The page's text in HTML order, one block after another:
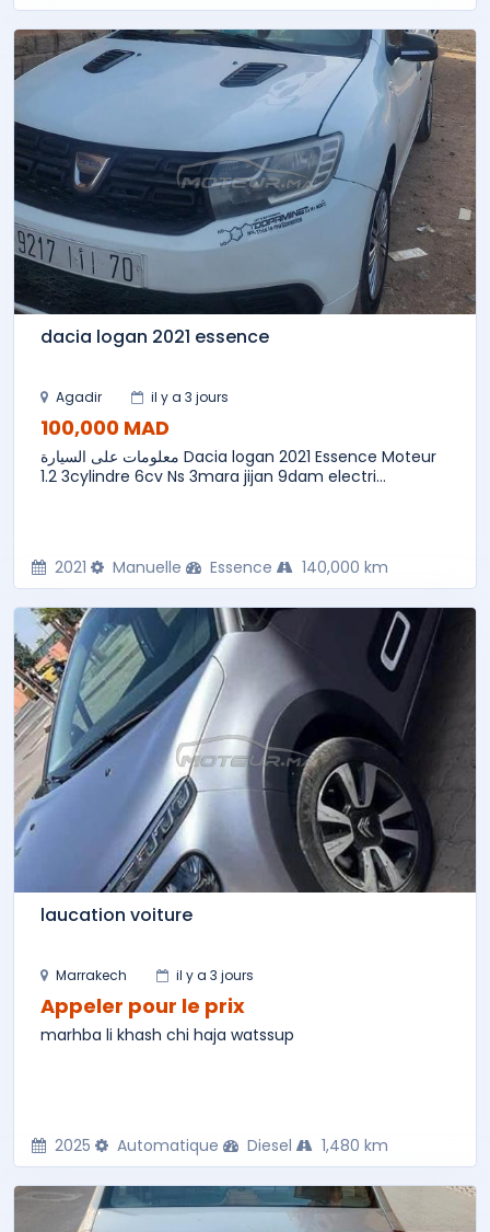
dacia logan 2021 essence
Agadir il y a 3 jours
100,000 MAD
معلومات على السيارة Dacia logan 2021 Essence Moteur
1.2 3cylindre 6cv Ns 3mara jijan 9dam electri...
2021 Manuelle Essence 140,000 km
laucation voiture
Marrakech il y a 3 jours
Appeler pour le prix
marhba li khash chi haja watssup
2025 Automatique Diesel 1,480 km